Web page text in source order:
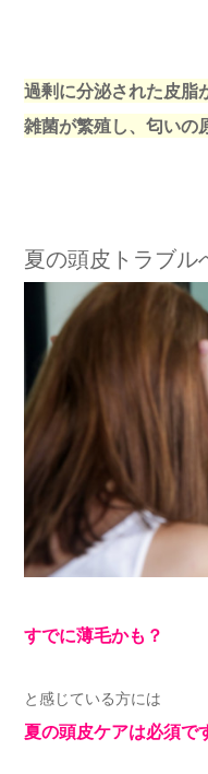
過剰に分泌された皮脂
雑菌が繁殖し、匂いの
夏の頭皮トラブル
すでに薄毛かも？
と感じている方には
夏の頭皮ケアは必須で